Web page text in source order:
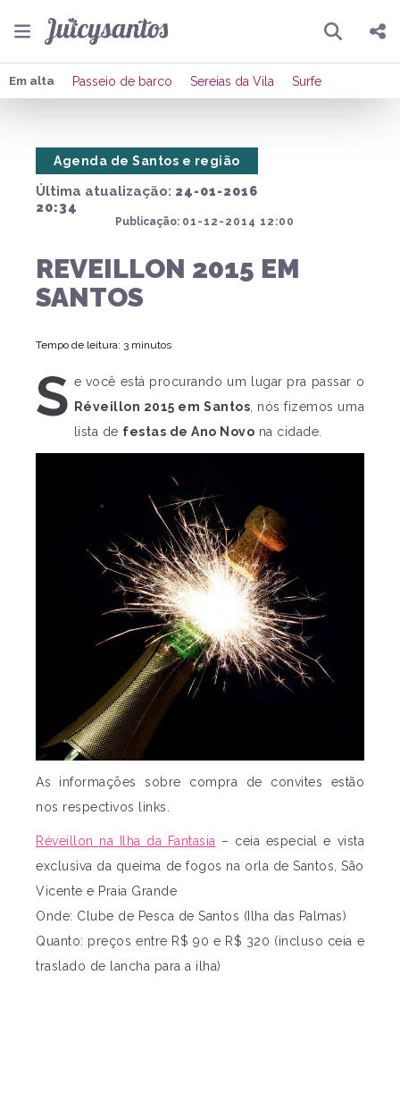
Pesquisar
Compartilhar
Em alta Passeio de barco Sereias da Vila Surfe
Última atualização: 24-01-2016
20:34
Publicação: 01-12-2014 12:00
Agenda de Santos e região
REVEILLON 2015 EM
SANTOS
Tempo de leitura: 3 minutos
S e você está procurando um lugar pra passar o
Réveillon 2015 em Santos , nós fizemos uma
lista de festas de Ano Novo na cidade.
As informações sobre compra de convites estão
nos respectivos links.
Réveillon na Ilha da Fantasia – ceia especial e vista
exclusiva da queima de fogos na orla de Santos, São
Vicente e Praia Grande
Onde: Clube de Pesca de Santos (Ilha das Palmas)
Quanto: preços entre R$ 90 e R$ 320 (incluso ceia e
traslado de lancha para a ilha)